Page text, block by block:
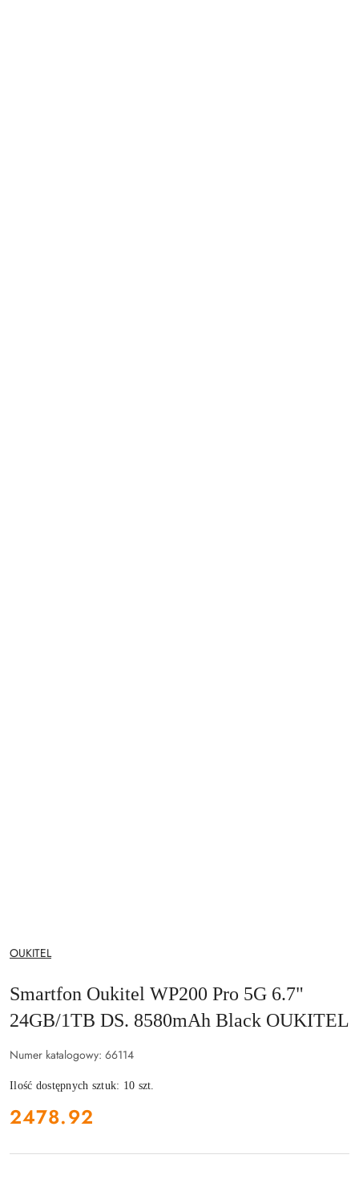
NAZWA
PRODUCENTA:
OUKITEL
Smartfon Oukitel WP200 Pro 5G 6.7"
24GB/1TB DS. 8580mAh Black OUKITEL
Numer katalogowy: 66114
Ilość dostępnych sztuk: 10 szt.
cena:
2478.92